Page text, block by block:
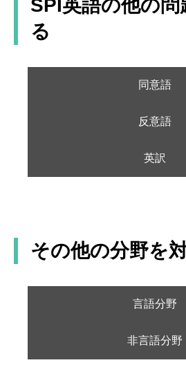
SPI英語の他の問
る
同意語
反意語
英訳
その他の分野を
言語分野
非言語分野